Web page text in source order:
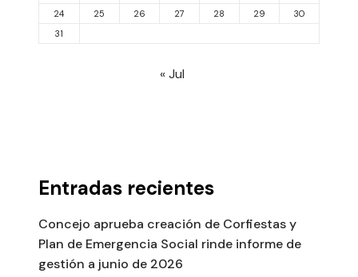
24
25 26 27 28 29
30
31
« Jul
Entradas recientes
Concejo aprueba creación de Corfiestas y
Plan de Emergencia Social rinde informe de
gestión a junio de 2026